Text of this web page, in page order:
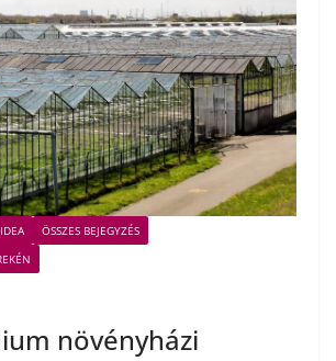
ÖSSZES BEJEGYZÉS
növényházi